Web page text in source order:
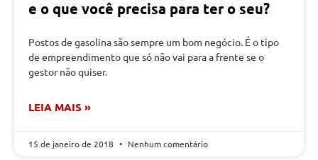
e o que você precisa para ter o seu?
Postos de gasolina são sempre um bom negócio. É o tipo
de empreendimento que só não vai para a frente se o
gestor não quiser.
LEIA MAIS »
15 de janeiro de 2018 Nenhum comentário